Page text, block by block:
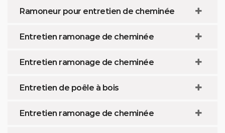
Ramoneur pour entretien de cheminée
Entretien ramonage de cheminée
Entretien ramonage de cheminée
Entretien de poêle à bois
Entretien ramonage de cheminée